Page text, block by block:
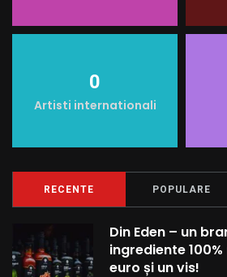
k
s
p
0
Artisti internationali
RECENTE POPULARE
Din Eden – un
ingrediente
euro și un vis!